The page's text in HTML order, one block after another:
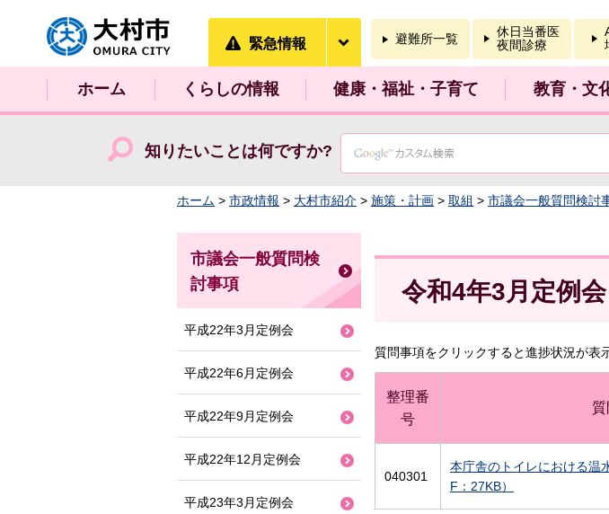
大村市
緊急情報 避難所一覧
休日当番医
夜間診療
ホーム くらしの情報 健康・福祉・子育て 教育・文
知りたいことは何ですか?
ホーム > 市政情報 > 大村市紹介 > 施策・計画 > 取組 > 市議会一般質問検討
令和4年3月定例会
質問事項をクリックすると進捗状況が表
整理番
号
040301
本庁舎のトイレにおける温
F：27KB）
市議会一般質問検
討事項
平成22年3月定例会
平成22年6月定例会
平成22年9月定例会
平成22年12月定例会
平成23年3月定例会